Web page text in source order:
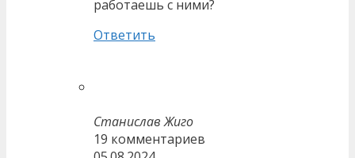
работаешь с ними?
Ответить
Станислав Жиго
19 комментариев